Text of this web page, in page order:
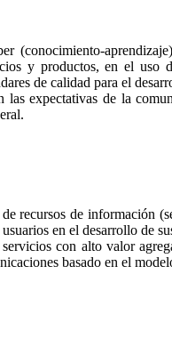
(conocimiento-
y productos, en el uso
de calidad para el
las expectativas de la
recursos de información
en el desarrollo de
con alto valor
basado en el